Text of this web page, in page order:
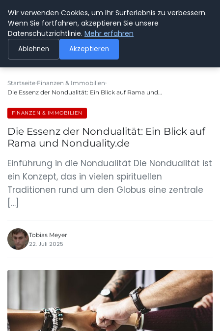
SPEDITION KUSS
Startseite Finanzen & Immobilien
Die Essenz der Nondualität: Ein Blick auf Rama und…
FINANZEN & IMMOBILIEN
Die Essenz der Nondualität: Ein Blick auf
Rama und Nonduality.de
Einführung in die Nondualität Die Nondualität ist
ein Konzept, das in vielen spirituellen
Traditionen rund um den Globus eine zentrale
[…]
Tobias Meyer
22. Juli 2025
Wir verwenden Cookies, um Ihr Surferlebnis zu verbessern.
Wenn Sie fortfahren, akzeptieren Sie unsere
Datenschutzrichtlinie. Mehr erfahren
Ablehnen Akzeptieren